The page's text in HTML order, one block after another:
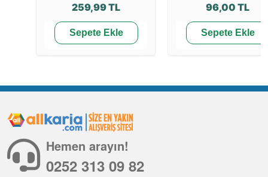
259,99 TL
Sepete Ekle
96,00 TL
Sepete Ekle
Hemen arayın!
0252 313 09 82